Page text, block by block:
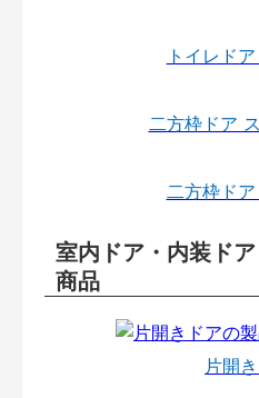
トイレド
二方枠ドア
二方枠ド
室内ドア・内装ド
商品
片開